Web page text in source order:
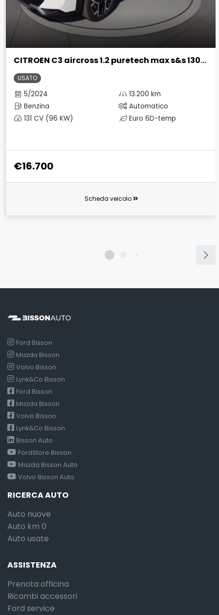
CITROEN C3 aircross 1.2 puretech max s&s 130cv eat6
USATO
5/2024
13.200 km
Benzina
Automatico
131 CV (96 KW)
Euro 6D-temp
€16.700
Scheda veicolo
Ford Bisson
Mazda Bisson
Volvo Bisson
Lynk&Co Bisson
Ford Bisson
Mazda Bisson
Volvo Bisson
Lynk&Co Bisson
Bisson Auto
FordStore Bisson
Mazda Bisson Auto
Volvo Bisson Auto
RICERCA AUTO
Auto nuove
Auto km 0
Auto usate
ASSISTENZA
Prenota officina
Ricambi accessori
Ford service